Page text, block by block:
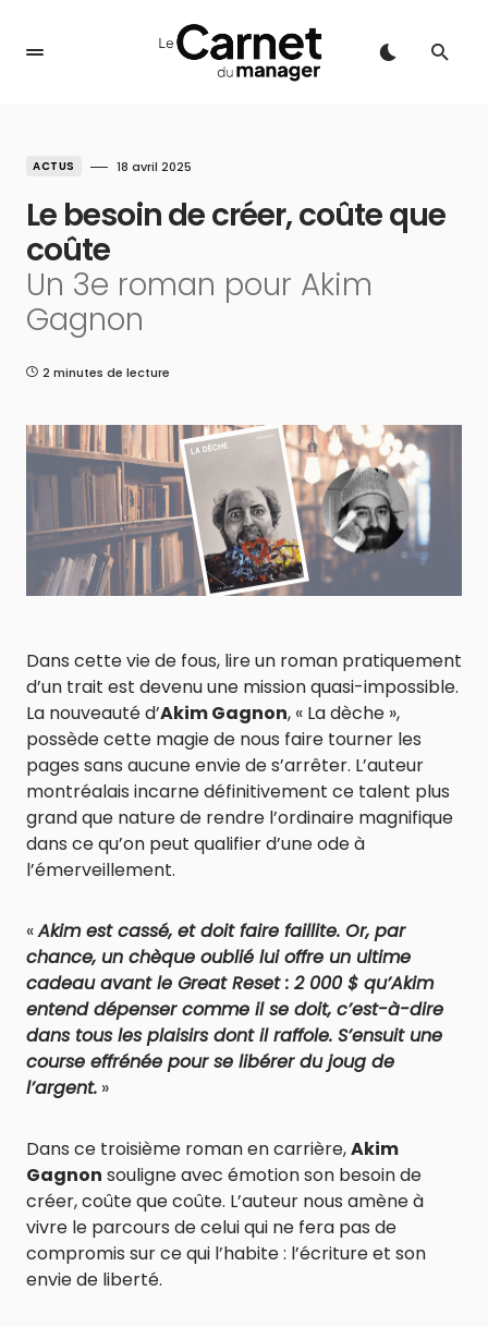
ACTUS 18 avril 2025
Le besoin de créer, coûte que
coûte
Un 3e roman pour Akim
Gagnon
2 minutes de lecture
Dans cette vie de fous, lire un roman pratiquement
d’un trait est devenu une mission quasi-impossible.
La nouveauté d’Akim Gagnon, « La dèche »,
possède cette magie de nous faire tourner les
pages sans aucune envie de s’arrêter. L’auteur
montréalais incarne définitivement ce talent plus
grand que nature de rendre l’ordinaire magnifique
dans ce qu’on peut qualifier d’une ode à
l’émerveillement.
«Akim est cassé, et doit faire faillite. Or, par
chance, un chèque oublié lui offre un ultime
cadeau avant le Great Reset : 2 000 $ qu’Akim
entend dépenser comme il se doit, c’est-à-dire
dans tous les plaisirs dont il raffole. S’ensuit une
course effrénée pour se libérer du joug de
l’argent. »
Dans ce troisième roman en carrière,Akim
Gagnon souligne avec émotion son besoin de
créer, coûte que coûte. L’auteur nous amène à
vivre le parcours de celui qui ne fera pas de
compromis sur ce qui l’habite : l’écriture et son
envie de liberté.